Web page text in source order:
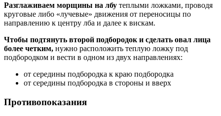
Разглаживаем морщины на лбу теплыми ложками, проводя
круговые либо «лучевые» движения от переносицы по
направлению к центру лба и далее к вискам.
Чтобы подтянуть второй подбородок и сделать овал лица
более четким, нужно расположить теплую ложку под
подбородком и вести в одном из двух направлениях:
от середины подбородка к краю подбородка
от середины подбородка в стороны и вверх
Противопоказания